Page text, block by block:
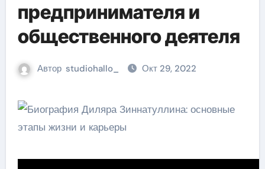
предпринимателя и
общественного деятеля
Автор studiohallo_ Окт 29, 2022